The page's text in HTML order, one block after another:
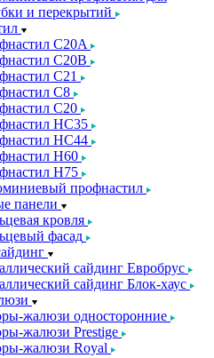
и перекрытий
С20A
С20B
С21
С8
С20
НС35
НС44
Н60
Н75
профнастил
панели
кровля
фасад
сайдинг Евробрус
сайдинг Блок-хаус
жалюзи односторонние
жалюзи Prestige
жалюзи Royal